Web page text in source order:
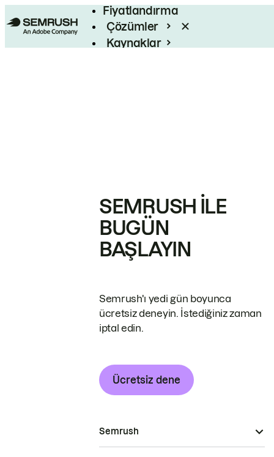
Fiyatlandırma
Çözümler
Kaynaklar
SEMRUSH ILE
BUGÜN
BAŞLAYIN
Semrush'ı yedi gün boyunca
ücretsiz deneyin. İstediğiniz zaman
iptal edin.
Ücretsiz dene
Semrush